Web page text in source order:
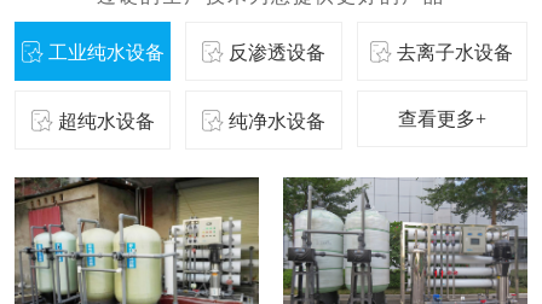
工业纯水设备 反渗透设备 去离子水设备
超纯水设备 纯净水设备 查看更多+